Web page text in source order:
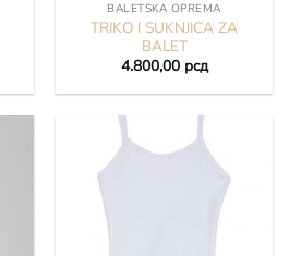
BALETSKA OPREMA
TRIKO I SUKNJICA ZA
BALET
4.800,00 рсд